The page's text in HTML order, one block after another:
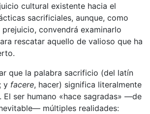
cultural existente hacia el
sacrificiales, aunque, como
convendrá examinarlo
rescatar aquello de valioso que ha
que la palabra sacrificio (del latín
y facere, hacer) significa literalmente
El ser humano «hace sagradas» —de
múltiples realidades: